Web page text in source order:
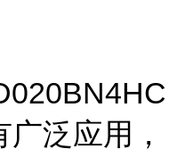
泛应用，